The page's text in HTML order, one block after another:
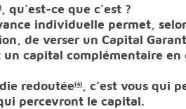
, qu'est-ce que c'est ?
individuelle permet,
de verser un Capital
un capital complémentaire en
redoutée(4)
, c’est vous qui
percevront le capital.